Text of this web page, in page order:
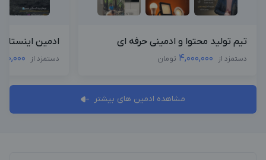
تیم تولید محتوا و ادمینی حرفه ای
دستمزد از 4,000,000 تومان
ادمین
دستمزد از
مشاهده ادمین های بیشتر